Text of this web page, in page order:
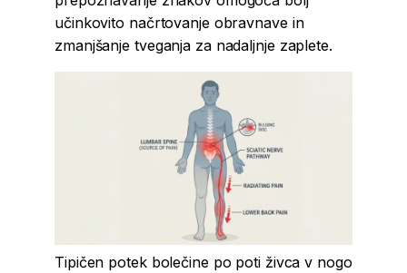
učinkovito načrtovanje obravnave in
zmanjšanje tveganja za nadaljnje zaplete.
Tipičen potek bolečine po poti živca v nogo